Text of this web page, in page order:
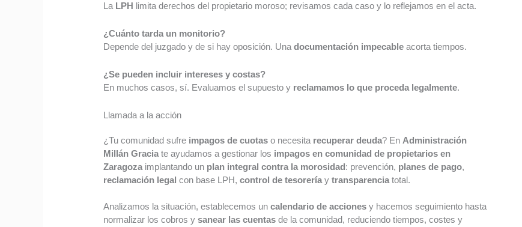
La LPH limita derechos del propietario moroso; revisamos cada caso y lo reflejamos en el acta.
¿Cuánto tarda un monitorio?
Depende del juzgado y de si hay oposición. Unadocumentación impecable acorta tiempos.
¿Se pueden incluir intereses y costas?
En muchos casos, sí. Evaluamos el supuesto y reclamamos lo que proceda legalmente.
Llamada a la acción
¿Tu comunidad sufre impagos de cuotas o necesita recuperar deuda? En Administración
Millán Gracia te ayudamos a gestionar los impagos en comunidad de propietarios en
Zaragoza implantando un plan integral contra la morosidad: prevención, planes de pago,
reclamación legal con base LPH,control de tesorería ytransparencia total.
Analizamos la situación, establecemos uncalendario de acciones y hacemos seguimiento hasta
normalizar los cobros ysanear las cuentas de la comunidad, reduciendo tiempos, costes y